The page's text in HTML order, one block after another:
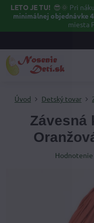
LETO JE TU! 😎🌞 Pri
minimálnej objednávke
miesta
Úvod Detský tovar
Závesná
Hodnotenie